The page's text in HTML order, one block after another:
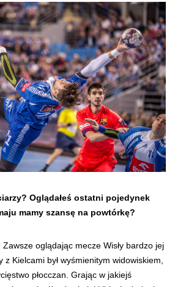
Oglądałeś ostatni pojedynek
mamy szansę na powtórkę?
oglądając mecze Wisły bardzo jej
z Kielcami był wyśmienitym widowiskiem,
płocczan. Grając w jakiejś